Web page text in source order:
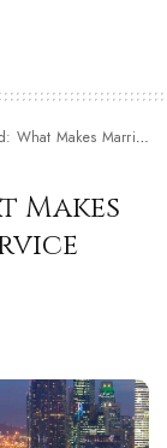
Five-Star Service Stand Out?
Makes